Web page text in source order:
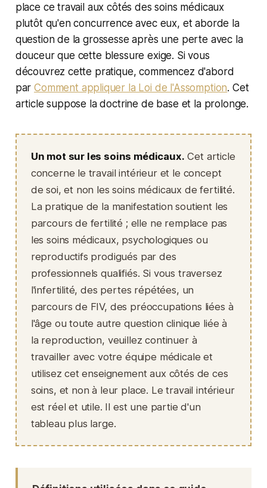
place ce travail aux côtés des soins médicaux
plutôt qu'en concurrence avec eux, et aborde la
question de la grossesse après une perte avec la
douceur que cette blessure exige. Si vous
découvrez cette pratique, commencez d'abord
parComment appliquer la Loi de l'Assomption. Cet
article suppose la doctrine de base et la prolonge.
Un mot sur les soins médicaux. Cet article
concerne le travail intérieur et le concept
de soi, et non les soins médicaux de fertilité.
La pratique de la manifestation soutient les
parcours de fertilité ; elle ne remplace pas
les soins médicaux, psychologiques ou
reproductifs prodigués par des
professionnels qualifiés. Si vous traversez
l'infertilité, des pertes répétées, un
parcours de FIV, des préoccupations liées à
l'âge ou toute autre question clinique liée à
la reproduction, veuillez continuer à
travailler avec votre équipe médicale et
utilisez cet enseignement aux côtés de ces
soins, et non à leur place. Le travail intérieur
est réel et utile. Il est une partie d'un
tableau plus large.